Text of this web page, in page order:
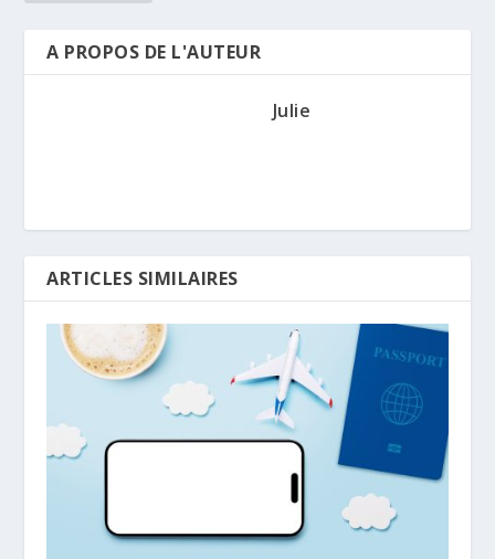
A PROPOS DE L'AUTEUR
Julie
ARTICLES SIMILAIRES